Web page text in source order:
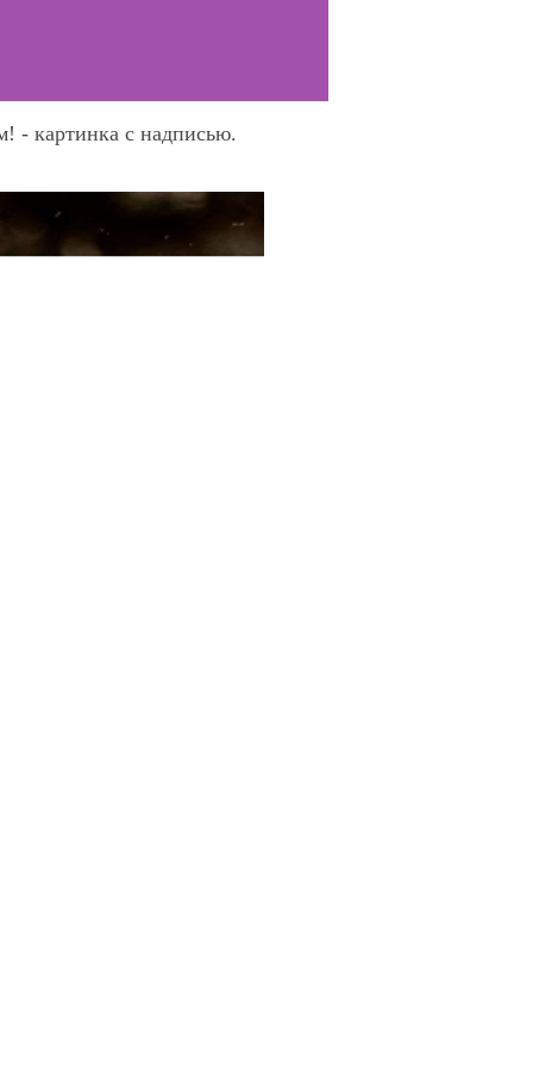
- картинка с надписью.